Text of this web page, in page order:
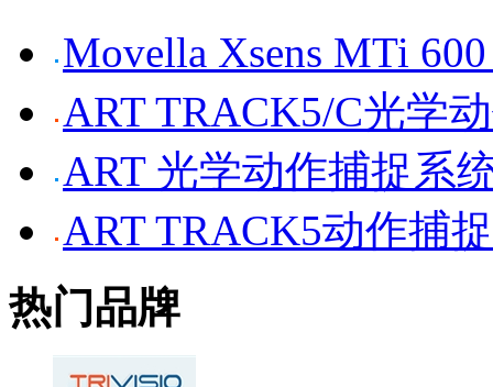
Movella Xsens MTi
ART TRACK5/C光学
ART 光学动作捕捉系
ART TRACK5动作捕
热门品牌